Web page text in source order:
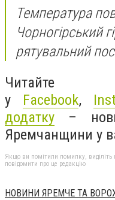
Температура
Чорногірський
рятувальний
у Facebook,
додатку –
Яремчанщини у
Якщо ви помітили помилку, виділіть
повідомити про це редакцію
НОВИНИ ЯРЕМЧЕ ТА